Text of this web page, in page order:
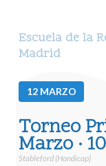
Escuela de la
Madrid
12 MARZO
Torneo
Marzo ·
Stableford (Handicap)